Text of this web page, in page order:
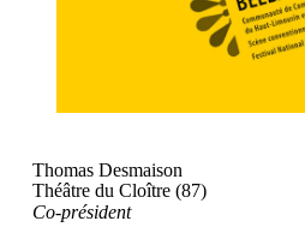
Thomas Desmaison
Théâtre du Cloître (87)
Co-président